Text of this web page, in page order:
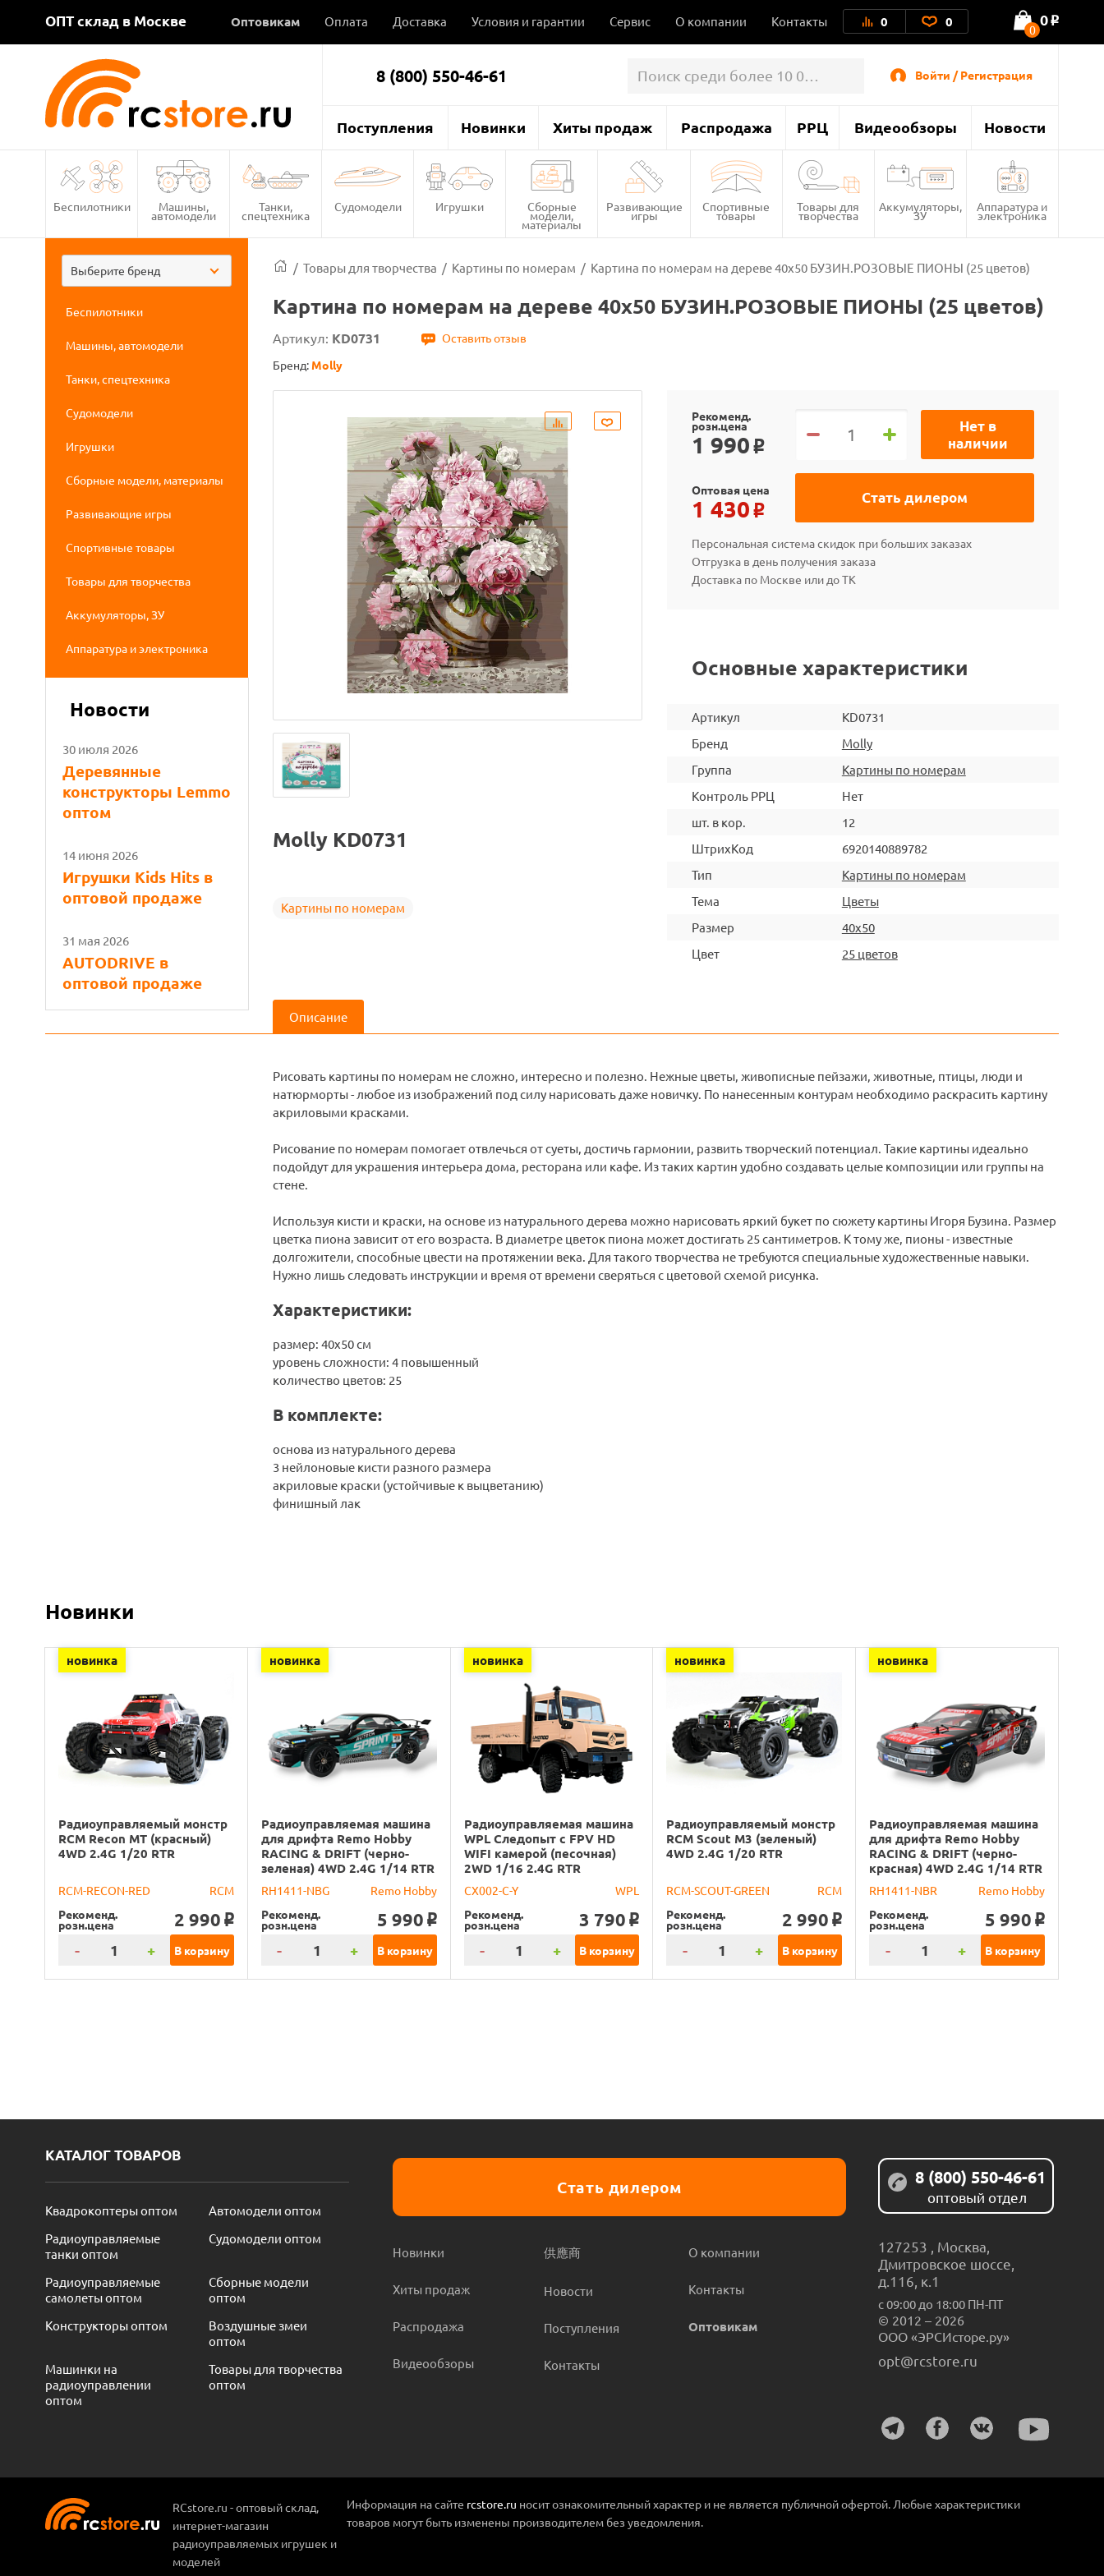
ОПТ склад в Москве Оптовикам Оплата Доставка Условия и гарантии Сервис О компании Контакты 0 0 0
0 o
8 (800) 550-46-61 Войти / Регистрация
Поступления Новинки Хиты продаж Распродажа РРЦ Видеообзоры Новости
Беспилотники Машины,
автомодели
Танки,
спецтехника
Судомодели Игрушки Сборные
модели,
материалы
Развивающие
игры
Спортивные
товары
Товары для
творчества
Аккумуляторы,
ЗУ
Аппаратура и
электроника
Выберите бренд
Беспилотники
Машины, автомодели
Танки, спецтехника
Судомодели
Игрушки
Сборные модели, материалы
Развивающие игры
Спортивные товары
Товары для творчества
Аккумуляторы, ЗУ
Аппаратура и электроника
Новости
30 июля 2026
Деревянные
конструкторы Lemmo
оптом
14 июня 2026
Игрушки Kids Hits в
оптовой продаже
31 мая 2026
AUTODRIVE в
оптовой продаже
/ Товары для творчества / Картины по номерам / Картина по номерам на дереве 40х50 БУЗИН.РОЗОВЫЕ ПИОНЫ (25 цветов)
Картина по номерам на дереве 40х50 БУЗИН.РОЗОВЫЕ ПИОНЫ (25 цветов)
Артикул: KD0731
Оставить отзыв
Бренд: Molly
Molly KD0731
Картины по номерам
Рекоменд.
розн.цена
1 990 o
Нет в
наличии
Стать дилером
Оптовая цена
1 430 o
Персональная система скидок при больших заказах
Отгрузка в день получения заказа
Доставка по Москве или до ТК
Основные характеристики
Артикул
KD0731
Бренд
Molly
Группа
Картины по номерам
Контроль РРЦ
Нет
шт. в кор.
12
ШтрихКод
6920140889782
Тип
Картины по номерам
Тема
Цветы
Размер
40х50
Цвет
25 цветов
Описание
Рисовать картины по номерам не сложно, интересно и полезно. Нежные цветы, живописные пейзажи, животные, птицы, люди и
натюрморты - любое из изображений под силу нарисовать даже новичку. По нанесенным контурам необходимо раскрасить картину
акриловыми красками.
Рисование по номерам помогает отвлечься от суеты, достичь гармонии, развить творческий потенциал. Такие картины идеально
подойдут для украшения интерьера дома, ресторана или кафе. Из таких картин удобно создавать целые композиции или группы на
стене.
Используя кисти и краски, на основе из натурального дерева можно нарисовать яркий букет по сюжету картины Игоря Бузина. Размер
цветка пиона зависит от его возраста. В диаметре цветок пиона может достигать 25 сантиметров. К тому же, пионы - известные
долгожители, способные цвести на протяжении века. Для такого творчества не требуются специальные художественные навыки.
Нужно лишь следовать инструкции и время от времени сверяться с цветовой схемой рисунка.
Характеристики:
размер: 40х50 см
уровень сложности: 4 повышенный
количество цветов: 25
В комплекте:
основа из натурального дерева
3 нейлоновые кисти разного размера
акриловые краски (устойчивые к выцветанию)
финишный лак
Новинки
новинка
Радиоуправляемый монстр
RCM Recon MT (красный)
4WD 2.4G 1/20 RTR
RCM-RECON-RED
RCM
Рекоменд.
розн.цена 2 990 o
- + В корзину
новинка
Радиоуправляемая машина
для дрифта Remo Hobby
RACING & DRIFT (черно-
зеленая) 4WD 2.4G 1/14 RTR
RH1411-NBG
Remo Hobby
Рекоменд.
розн.цена 5 990 o
- + В корзину
новинка
Радиоуправляемая машина
WPL Следопыт с FPV HD
WIFI камерой (песочная)
2WD 1/16 2.4G RTR
CX002-C-Y
WPL
Рекоменд.
розн.цена 3 790 o
- + В корзину
новинка
Радиоуправляемый монстр
RCM Scout M3 (зеленый)
4WD 2.4G 1/20 RTR
RCM-SCOUT-GREEN
RCM
Рекоменд.
розн.цена 2 990 o
- + В корзину
новинка
Радиоуправляемая машина
для дрифта Remo Hobby
RACING & DRIFT (черно-
красная) 4WD 2.4G 1/14 RTR
RH1411-NBR
Remo Hobby
Рекоменд.
розн.цена 5 990 o
- + В корзину
КАТАЛОГ ТОВАРОВ
Квадрокоптеры оптом
Автомодели оптом
Радиоуправляемые
танки оптом
Судомодели оптом
Радиоуправляемые
самолеты оптом
Сборные модели
оптом
Конструкторы оптом
Воздушные змеи
оптом
Машинки на
радиоуправлении
оптом
Товары для творчества
оптом
Стать дилером
Новинки
Хиты продаж
Распродажа
Видеообзоры
供應商
Новости
Поступления
Контакты
О компании
Контакты
Оптовикам
8 (800) 550-46-61
оптовый отдел
127253 Москва
Дмитровское шоссе,
д.116, к.1
с 09:00 до 18:00 ПН-ПТ
© 2012 – 2026
ООО «ЭРСИсторе.ру»
opt@rcstore.ru
RCstore.ru - оптовый склад,
интернет-магазин
радиоуправляемых игрушек и
моделей
Информация на сайте rcstore.ru носит ознакомительный характер и не является публичной офертой. Любые характеристики
товаров могут быть изменены производителем без уведомления.